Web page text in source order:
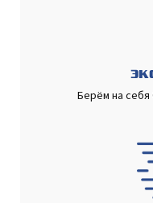
Берём на